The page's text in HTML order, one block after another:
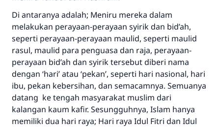
Di antaranya adalah; Meniru mereka dalam
melakukan perayaan-perayaan syirik dan bid’ah,
seperti perayaan-perayaan maulid, seperti maulid
rasul, maulid para penguasa dan raja, perayaan-
perayaan bid’ah dan syirik tersebut diberi nama
dengan ‘hari’ atau ‘pekan’, seperti hari nasional, hari
ibu, pekan kebersihan, dan semacamnya. Semuanya
datang ke tengah masyarakat muslim dari
kalangan kaum kafir. Sesungguhnya, Islam hanya
memiliki dua hari raya; Hari raya Idul Fitri dan Idul